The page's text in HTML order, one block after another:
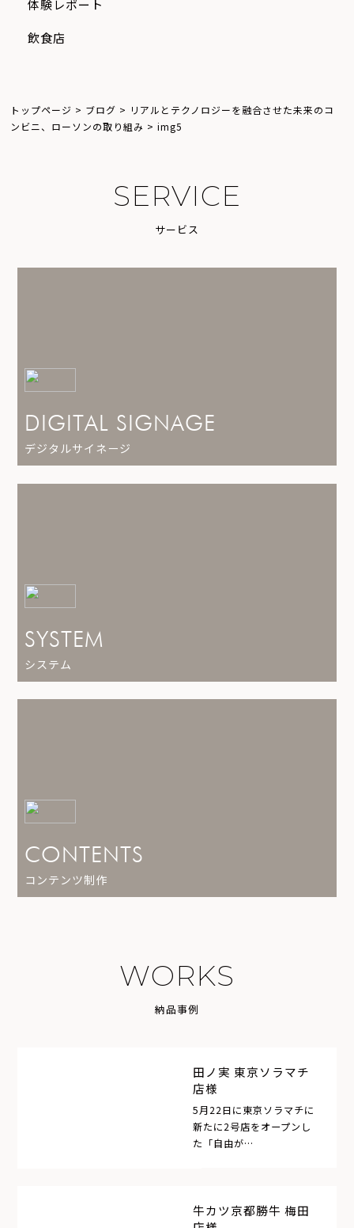
体験レポート
飲食店
トップページ > ブログ > リアルとテクノロジーを融合させた未来のコ
ンビニ、ローソンの取り組み >img5
SERVICE
サー ビ ス
DIGITAL SIGNAGE
デジタルサイネージ
SYSTEM
システム
CONTENTS
コンテンツ制作
WORKS
納品事例
田ノ実 東京ソラマチ
店様
5月22日に東京ソラマチに
新たに2号店をオープンし
た「自由が…
牛カツ京都勝牛 梅田